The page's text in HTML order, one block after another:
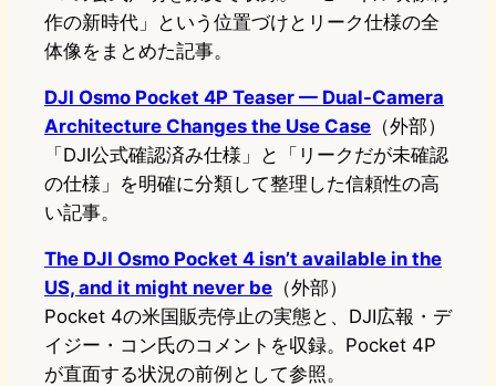
作の新時代」という位置づけとリーク仕様の全
体像をまとめた記事。
DJI Osmo Pocket 4P Teaser — Dual-Camera
Architecture Changes the Use Case （外部）
「DJI公式確認済み仕様」と「リークだが未確認
の仕様」を明確に分類して整理した信頼性の高
い記事。
The DJI Osmo Pocket 4 isn’t available in the
US, and it might never be （外部）
Pocket 4の米国販売停止の実態と、DJI広報・デ
イジー・コン氏のコメントを収録。Pocket 4P
が直面する状況の前例として参照。